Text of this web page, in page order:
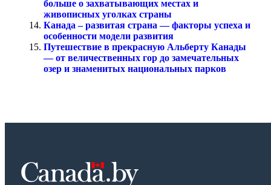
больше о захватывающих местах и
живописных уголках страны
Канада – развитая страна — факторы успеха и
особенности модели развития
Путешествие в прекрасную Альберту Канады
— от величественных гор до замечательных
озер и знаменитых национальных парков